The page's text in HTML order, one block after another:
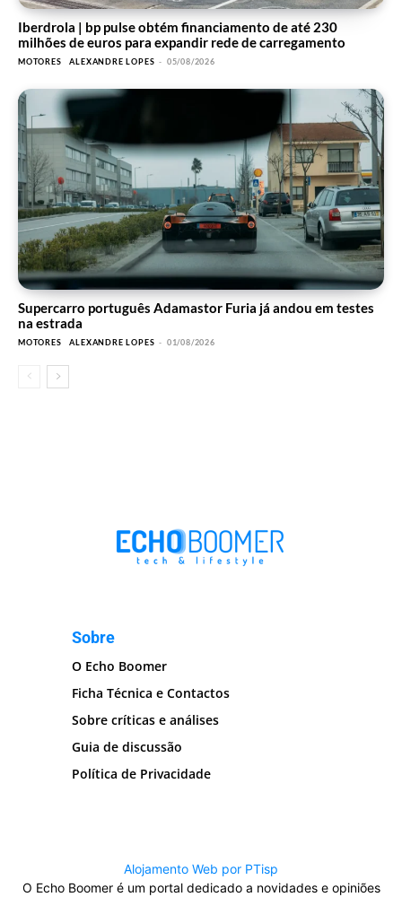
Iberdrola | bp pulse obtém financiamento de até 230
milhões de euros para expandir rede de carregamento
MOTORES ALEXANDRE LOPES - 05/08/2026
Supercarro português Adamastor Furia já andou em testes
na estrada
MOTORES ALEXANDRE LOPES - 01/08/2026
Sobre
O Echo Boomer
Ficha Técnica e Contactos
Sobre críticas e análises
Guia de discussão
Política de Privacidade
Alojamento Web por PTisp
O Echo Boomer é um portal dedicado a novidades e opiniões